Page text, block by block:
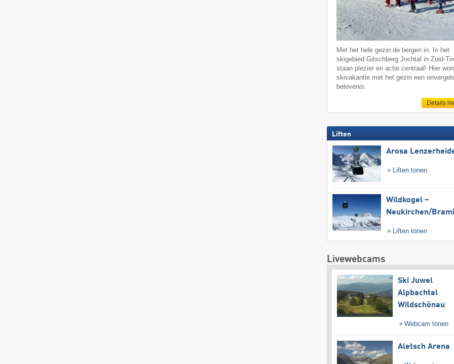
Met het hele gezin de bergen in. In het
skigebied Gitschberg Jochtal in Zuid-
staan plezier en actie centraal! Hier
skivakantie met het gezin een
belevenis.
Details
Liften
Arosa
Liften tonen
Wildkogel –
Neukirchen/​
Liften tonen
Livewebcams
Ski Juwel
Alpbachtal
Wildschönau
Webcam tonen
Aletsch Arena